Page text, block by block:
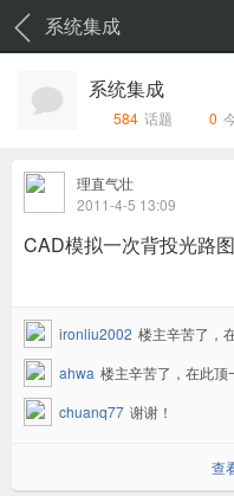
系统集成
系统集成
584 话题 0
理直气壮
2011-4-5 13:09
CAD模拟一次背投光路图
ironliu2002 楼主辛苦了，
ahwa 楼主辛苦了，在此顶
chuanq77 谢谢！
查